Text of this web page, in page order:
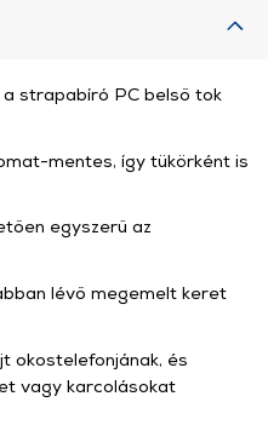
strapabíró PC belső tok
mentes, így tükörként is
egyszerű az
lévő megemelt keret
okostelefonjának, és
vagy karcolásokat